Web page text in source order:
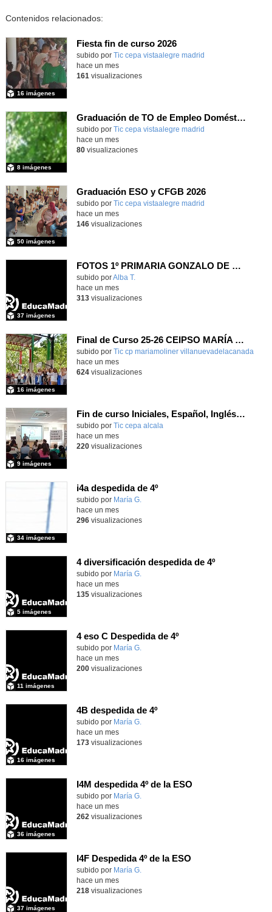
Contenidos relacionados:
Fiesta fin de curso 2026
subido por Tic cepa vistaalegre madrid
16 imágenes
hace un mes
161 visualizaciones
Graduación de TO de Empleo Doméstico
subido por Tic cepa vistaalegre madrid
8 imágenes
hace un mes
80visualizaciones
Graduación ESO y CFGB 2026
subido por Tic cepa vistaalegre madrid
50 imágenes
hace un mes
146visualizaciones
FOTOS 1º PRIMARIA GONZALO DE BERCEO
subido porAlba T.
37 imágenes
hace un mes
313visualizaciones
Final de Curso 25-26 CEIPSO MARÍA MOLINER
subido por Tic cp mariamoliner villanuevadelacanada
16 imágenes
hace un mes
624visualizaciones
Fin de curso Iniciales, Español, Inglés, Informática y Patrimonio
subido por Tic cepa alcala
9 imágenes
hace un mes
220visualizaciones
i4a despedida de 4º
Contenido educativo.
subido por María G.
34 imágenes
hace un mes
296visualizaciones
4 diversificación despedida de 4º
Contenido educativo.
subido por María G.
5 imágenes
hace un mes
135visualizaciones
4 eso C Despedida de 4º
Contenido educativo.
subido por María G.
11 imágenes
hace un mes
200visualizaciones
4B despedida de 4º
Contenido educativo.
subido por María G.
16 imágenes
hace un mes
173visualizaciones
I4M despedida 4º de la ESO
subido por María G.
36 imágenes
hace un mes
262 visualizaciones
I4F Despedida 4º de la ESO
subido por María G.
37 imágenes
hace un mes
218visualizaciones